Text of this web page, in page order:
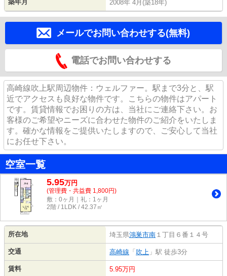
築年月 2008年 4月(築18年)
メールでお問い合わせする(無料)
電話でお問い合わせする
高崎線吹上駅周辺物件：ウェルファー。駅まで3分と、駅
近でアクセスも良好な物件です。こちらの物件はアパート
です。賃貸情報でお困りの方は、当社にご連絡下さい。お
客様のご希望やニーズに合わせた物件のご紹介をいたしま
す。確かな情報をご提供いたしますので、ご安心して当社
にお任せ下さい。
空室一覧
5.95万円
(管理費・共益費 1,800円)
敷：0ヶ月｜礼：1ヶ月
2階 / 1LDK / 42.37㎡
所在地 埼玉県鴻巣市南 １丁目６番１４号
交通 高崎線 「 吹上 」駅 徒歩3分
賃料 5.95万円